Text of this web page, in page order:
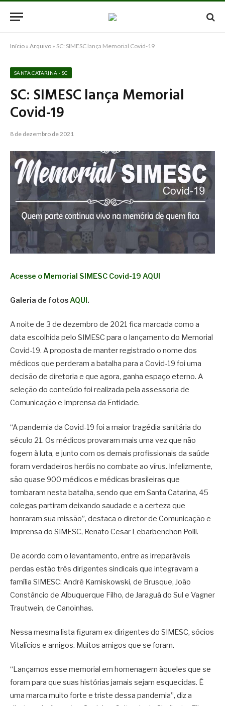
Início » Arquivo » SC: SIMESC lança Memorial Covid-19
SANTA CATARINA - SC
SC: SIMESC lança Memorial
Covid-19
8 de dezembro de 2021
Acesse o Memorial SIMESC Covid-19 AQUI
Galeria de fotosAQUI.
A noite de 3 de dezembro de 2021 fica marcada como a
data escolhida pelo SIMESC para o lançamento do Memorial
Covid-19. A proposta de manter registrado o nome dos
médicos que perderam a batalha para a Covid-19 foi uma
decisão de diretoria e que agora, ganha espaço eterno. A
seleção do conteúdo foi realizada pela assessoria de
Comunicação e Imprensa da Entidade.
“A pandemia da Covid-19 foi a maior tragédia sanitária do
século 21. Os médicos provaram mais uma vez que não
fogem à luta, e junto com os demais profissionais da saúde
foram verdadeiros heróis no combate ao vírus. Infelizmente,
são quase 900 médicos e médicas brasileiras que
tombaram nesta batalha, sendo que em Santa Catarina, 45
colegas partiram deixando saudade e a certeza que
honraram sua missão”, destaca o diretor de Comunicação e
Imprensa do SIMESC, Renato Cesar Lebarbenchon Polli.
De acordo com o levantamento, entre as irreparáveis
perdas estão três dirigentes sindicais que integravam a
família SIMESC: André Karniskowski, de Brusque, João
Constâncio de Albuquerque Filho, de Jaraguá do Sul e Vagner
Trautwein, de Canoinhas.
Nessa mesma lista figuram ex-dirigentes do SIMESC, sócios
Vitalícios e amigos. Muitos amigos que se foram.
“Lançamos esse memorial em homenagem àqueles que se
foram para que suas histórias jamais sejam esquecidas. É
uma marca muito forte e triste dessa pandemia”, diz a